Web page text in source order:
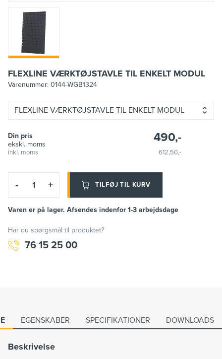
FLEXLINE VÆRKTØJSTAVLE TIL ENKELT MODUL
Varenummer: 0144-WGB1324
FLEXLINE VÆRKTØJSTAVLE TIL ENKELT MODUL
Din pris
ekskl. moms
490,-
inkl. moms 612,50,-
- + TILFØJ TIL KURV
Varen er på lager. Afsendes indenfor 1-3 arbejdsdage
Har du spørgsmål til produktet?
76 15 25 00
EGENSKABER SPECIFIKATIONER DOWNLOADS
Beskrivelse